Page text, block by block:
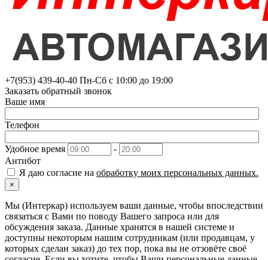
+7(953) 439-40-40 Пн-Сб с 10:00 до 19:00
Заказать обратный звонок
Ваше имя
Телефон
Удобное время
-
Антибот
Я даю согласие на обработку моих персональных данных.
×
Мы (Интеркар) используем ваши данные, чтобы впоследствии
связаться с Вами по поводу Вашего запроса или для
обсуждения заказа. Данные хранятся в нашей системе и
доступны некоторым нашим сотрудникам (или продавцам, у
которых сделан заказ) до тех пор, пока вы не отзовёте своё